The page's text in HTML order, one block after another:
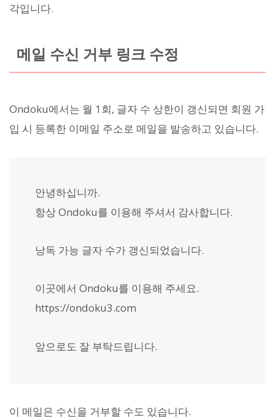
각입니다.
메일 수신 거부 링크 수정
Ondoku에서는 월 1회, 글자 수 상한이 갱신되면 회원 가
입 시 등록한 이메일 주소로 메일을 발송하고 있습니다.
안녕하십니까.
항상 Ondoku를 이용해 주셔서 감사합니다.
낭독 가능 글자 수가 갱신되었습니다.
이곳에서 Ondoku를 이용해 주세요.
https://ondoku3.com
앞으로도 잘 부탁드립니다.
이 메일은 수신을 거부할 수도 있습니다.